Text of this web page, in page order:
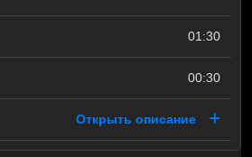
01:30
00:30
Открыть описание